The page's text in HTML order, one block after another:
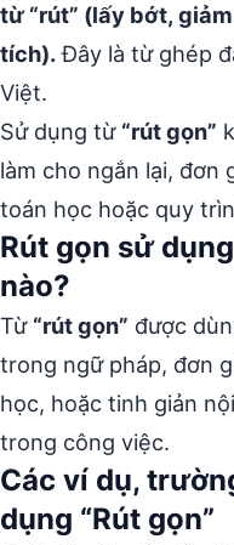
từ “rút” (lấy bớt,
tích).Đây là từ ghép
Việt.
Sử dụng từ “rút gọn”
làm cho ngắn lại, đơn
toán học hoặc quy
Rút gọn sử
nào?
Từ “rút gọn” được
trong ngữ pháp, đơn
học, hoặc tinh giản
trong công việc.
Các ví dụ,
dụng “Rút gọn”